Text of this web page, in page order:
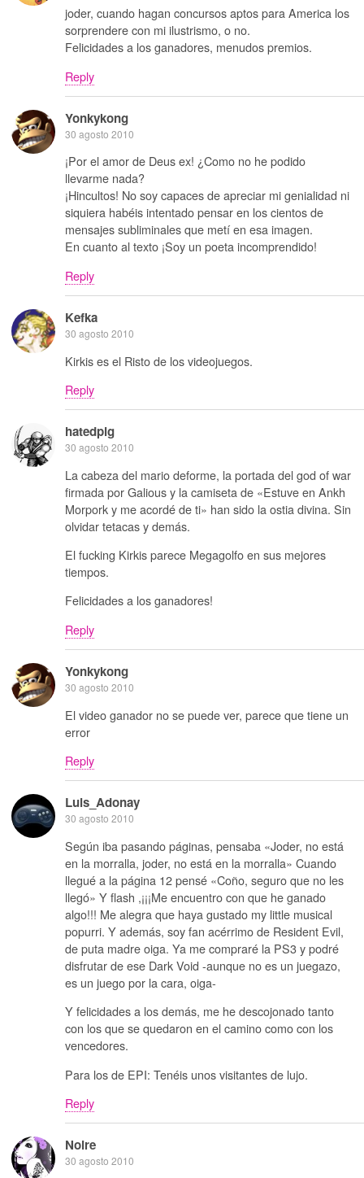
joder, cuando hagan concursos aptos para America los
sorprendere con mi ilustrismo, o no.
Felicidades a los ganadores, menudos premios.
Reply
Yonkykong
30 agosto 2010
¡Por el amor de Deus ex! ¿Como no he podido
llevarme nada?
¡Hincultos! No soy capaces de apreciar mi genialidad ni
siquiera habéis intentado pensar en los cientos de
mensajes subliminales que metí en esa imagen.
En cuanto al texto ¡Soy un poeta incomprendido!
Reply
Kefka
30 agosto 2010
Kirkis es el Risto de los videojuegos.
Reply
hatedpig
30 agosto 2010
La cabeza del mario deforme, la portada del god of war
firmada por Galious y la camiseta de «Estuve en Ankh
Morpork y me acordé de ti» han sido la ostia divina. Sin
olvidar tetacas y demás.
El fucking Kirkis parece Megagolfo en sus mejores
tiempos.
Felicidades a los ganadores!
Reply
Yonkykong
30 agosto 2010
El video ganador no se puede ver, parece que tiene un
error
Reply
Luis_Adonay
30 agosto 2010
Según iba pasando páginas, pensaba «Joder, no está
en la morralla, joder, no está en la morralla» Cuando
llegué a la página 12 pensé «Coño, seguro que no les
llegó» Y flash ,¡¡¡Me encuentro con que he ganado
algo!!! Me alegra que haya gustado my little musical
popurri. Y además, soy fan acérrimo de Resident Evil,
de puta madre oiga. Ya me compraré la PS3 y podré
disfrutar de ese Dark Void -aunque no es un juegazo,
es un juego por la cara, oiga-
Y felicidades a los demás, me he descojonado tanto
con los que se quedaron en el camino como con los
vencedores.
Para los de EPI: Tenéis unos visitantes de lujo.
Reply
Noire
30 agosto 2010